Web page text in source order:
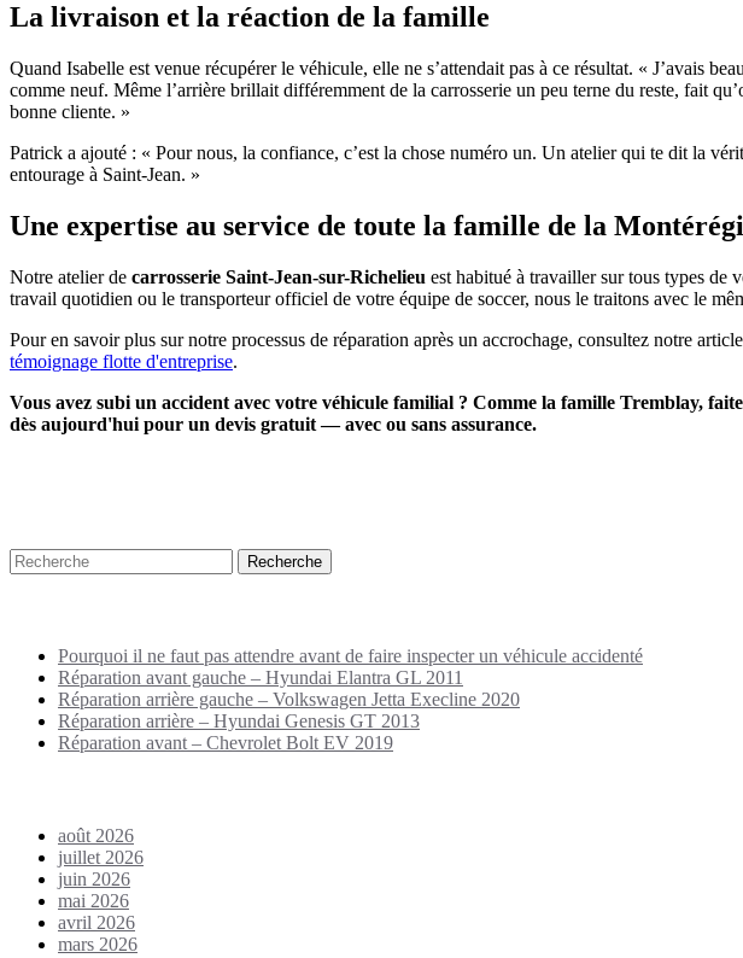
La livraison et la réaction de la famille
Quand Isabelle est venue récupérer le véhicule, elle ne s’attendait pas à ce résultat. « J’avais
comme neuf. Même l’arrière brillait différemment de la carrosserie un peu terne du reste, fait
bonne cliente. »
Patrick a ajouté : « Pour nous, la confiance, c’est la chose numéro un. Un atelier qui te dit la
entourage à Saint-Jean. »
Une expertise au service de toute la famille de la
Notre atelier de carrosserie Saint-Jean-sur-Richelieu est habitué à travailler sur tous types
travail quotidien ou le transporteur officiel de votre équipe de soccer, nous le traitons avec le
Pour en savoir plus sur notre processus de réparation après un accrochage, consultez notre article
témoignage flotte d'entreprise.
Vous avez subi un accident avec votre véhicule familial ? Comme la famille Tremblay,
dès aujourd'hui pour un devis gratuit — avec ou sans assurance.
Pourquoi il ne faut pas attendre avant de faire inspecter un véhicule accidenté
Réparation avant gauche – Hyundai Elantra GL 2011
Réparation arrière gauche – Volkswagen Jetta Execline 2020
Réparation arrière – Hyundai Genesis GT 2013
Réparation avant – Chevrolet Bolt EV 2019
août 2026
juillet 2026
juin 2026
mai 2026
avril 2026
mars 2026